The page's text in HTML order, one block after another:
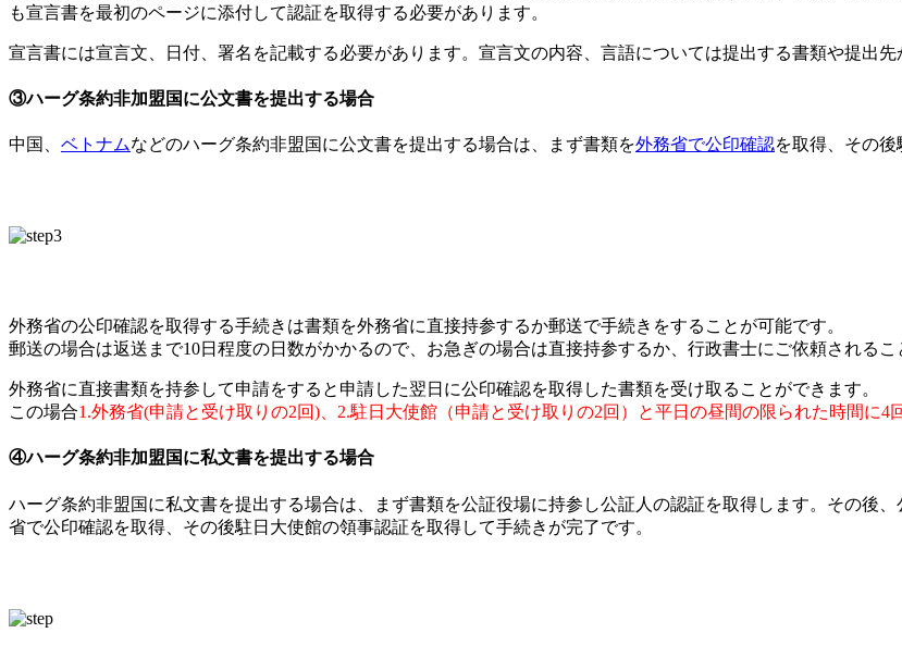
も宣言書を最初のページに添付して認証を取得する必要があります。
宣言書には宣言文、日付、署名を記載する必要があります。宣言文の内容、言語については提出する書類や提出
③ハーグ条約非加盟国に公文書を提出する場合
中国、 ベトナムなどのハーグ条約非盟国に公文書を提出する場合は、まず書類を外務省で公印確認を取得、その後
外務省の公印確認を取得する手続きは書類を外務省に直接持参するか郵送で手続きをすることが可能です。
郵送の場合は返送まで10日程度の日数がかかるので、お急ぎの場合は直接持参するか、行政書士にご依頼されるこ
外務省に直接書類を持参して申請をすると申請した翌日に公印確認を取得した書類を受け取ることができます。
この場合1.外務省(申請と受け取りの2回)、2.駐日大使館（申請と受け取りの2回）と平日の昼間の限られた時間に
④ハーグ条約非加盟国に私文書を提出する場合
ハーグ条約非盟国に私文書を提出する場合は、まず書類を公証役場に持参し公証人の認証を取得します。その後
省で公印確認を取得、その後駐日大使館の領事認証を取得して手続きが完了です。